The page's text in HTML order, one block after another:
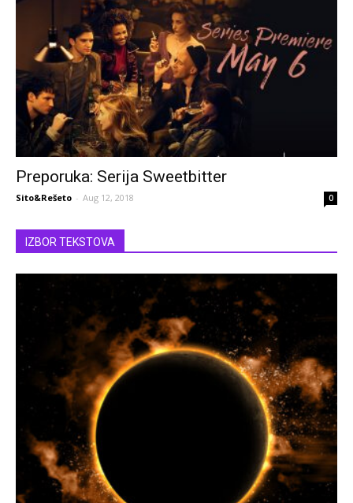
Preporuka: Serija Sweetbitter
Sito&Rešeto - Aug 12, 2018 0
IZBOR TEKSTOVA